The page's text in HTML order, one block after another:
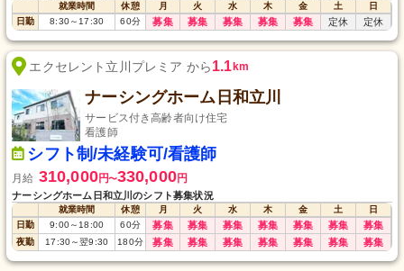
就業時間 休憩 月 火 水 木 金 土
日
日勤
8:30～17:30 60分 募集 募集 募集 募集 募集 定休 定休
エクセレント立川プレミア から1.1km
ナーシングホーム日和立川
サービス付き高齢者向け住宅
看護師
シフト制/未経験可/看護師
月給 310,000円〜330,000円
ナーシングホーム日和立川のシフト募集状況
就業時間 休憩 月 火 水 木 金 土
日
日勤
9:00～18:00 60分 募集 募集 募集 募集 募集 募集 募集
夜勤 17:30～翌9:30 180分 募集 募集 募集 募集 募集 募集 募集